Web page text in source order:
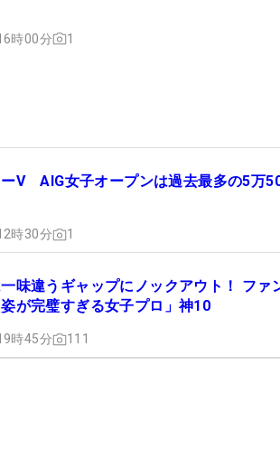
時00分 1
V AIG女子オープンは過去最多の5万
時30分 1
味違うギャップにノックアウト！ ファ
が完璧すぎる女子プロ」神10
時45分 111